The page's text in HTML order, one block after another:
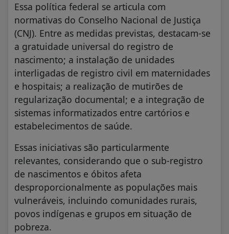
Essa política federal se articula com
normativas do Conselho Nacional de Justiça
(CNJ). Entre as medidas previstas, destacam-se
a gratuidade universal do registro de
nascimento; a instalação de unidades
interligadas de registro civil em maternidades
e hospitais; a realização de mutirões de
regularização documental; e a integração de
sistemas informatizados entre cartórios e
estabelecimentos de saúde.
Essas iniciativas são particularmente
relevantes, considerando que o sub-registro
de nascimentos e óbitos afeta
desproporcionalmente as populações mais
vulneráveis, incluindo comunidades rurais,
povos indígenas e grupos em situação de
pobreza.